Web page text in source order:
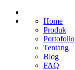
Home
Produk
Portofolio
Tentang
Blog
FAQ